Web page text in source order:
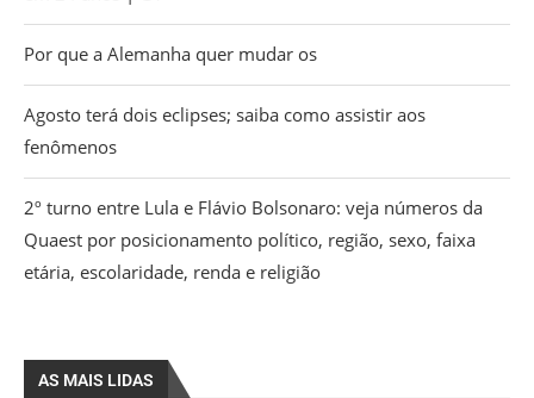
Por que a Alemanha quer mudar os
Agosto terá dois eclipses; saiba como assistir aos
fenômenos
2º turno entre Lula e Flávio Bolsonaro: veja números da
Quaest por posicionamento político, região, sexo, faixa
etária, escolaridade, renda e religião
AS MAIS LIDAS